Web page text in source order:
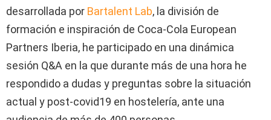
desarrollada por Bartalent Lab, la división de
formación e inspiración de Coca-Cola European
Partners Iberia, he participado en una dinámica
sesión Q&A en la que durante más de una hora he
respondido a dudas y preguntas sobre la situación
actual y post-covid19 en hostelería, ante una